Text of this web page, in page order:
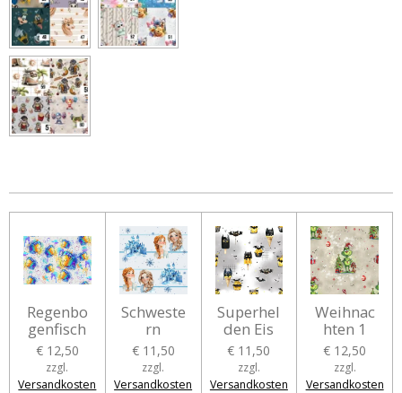
Regenbo
genfisch
€ 12,50
zzgl.
Versandkosten
Schweste
rn
€ 11,50
zzgl.
Versandkosten
Superhel
den Eis
€ 11,50
zzgl.
Versandkosten
Weihnac
hten 1
€ 12,50
zzgl.
Versandkosten